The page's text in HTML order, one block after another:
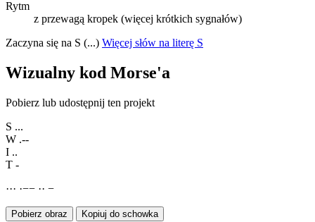
Rytm
z przewagą kropek (więcej krótkich sygnałów)
Zaczyna się na S (...) Więcej słów na literę S
Wizualny kod Morse'a
Pobierz lub udostępnij ten projekt
S ...
W .--
I ..
T -
··· ·−− ·· −
Pobierz obraz Kopiuj do schowka